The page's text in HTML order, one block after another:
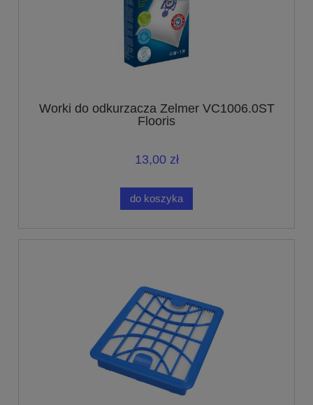
Worki do odkurzacza Zelmer VC1006.0ST
Flooris
13,00 zł
do koszyka